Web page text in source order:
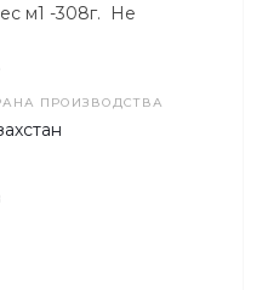
м1 -308г. Не
ПРОИЗВОДСТВА